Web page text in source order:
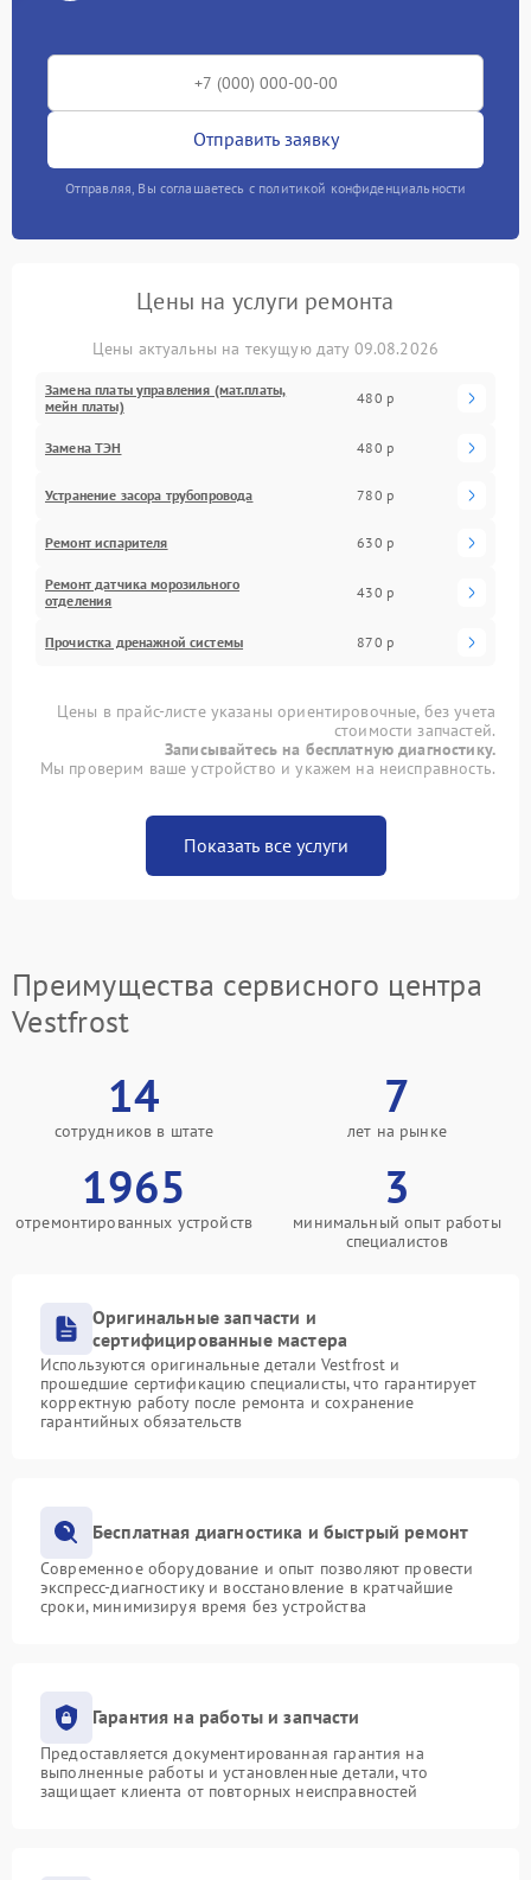
Отправить заявку
Отправляя, Вы соглашаетесь с политикой конфиденциальности
Цены на услуги ремонта
Цены актуальны на текущую дату 09.08.2026
Замена платы управления (мат.платы,
мейн платы)
480 р
Замена ТЭН 480 р
Устранение засора трубопровода 780 р
Ремонт испарителя 630 р
Ремонт датчика морозильного
отделения
430 р
Прочистка дренажной системы 870 р
Цены в прайс-листе указаны ориентировочные, без учета
стоимости запчастей.
Записывайтесь на бесплатную диагностику.
Мы проверим ваше устройство и укажем на неисправность.
Показать все услуги
Преимущества сервисного центра
Vestfrost
14
сотрудников в штате
7
лет на рынке
1965
отремонтированных устройств
3
минимальный опыт работы
специалистов
Оригинальные запчасти и
сертифицированные мастера
Используются оригинальные детали Vestfrost и
прошедшие сертификацию специалисты, что гарантирует
корректную работу после ремонта и сохранение
гарантийных обязательств
Бесплатная диагностика и быстрый ремонт
Современное оборудование и опыт позволяют провести
экспресс-диагностику и восстановление в кратчайшие
сроки, минимизируя время без устройства
Гарантия на работы и запчасти
Предоставляется документированная гарантия на
выполненные работы и установленные детали, что
защищает клиента от повторных неисправностей